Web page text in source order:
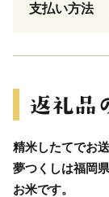
支払い方法
精米したてでお
夢つくしは福岡
お米です。